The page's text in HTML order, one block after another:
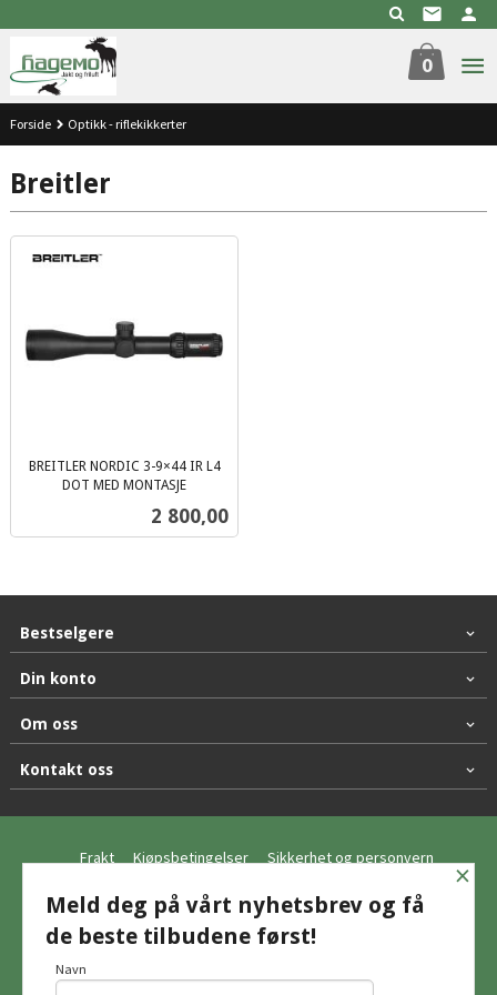
til
innholdet
0
Forside Optikk - riflekikkerter
Breitler
BREITLER NORDIC 3-9×44 IR L4
DOT MED MONTASJE
Pris
2 800,00
Bestselgere
Din konto
Om oss
Kontakt oss
Frakt Kjøpsbetingelser Sikkerhet og personvern
Nyhetsbrev
© Hagemo Jakt og Friluft AS
×
Meld deg på vårt nyhetsbrev og få
de beste tilbudene først!
Navn